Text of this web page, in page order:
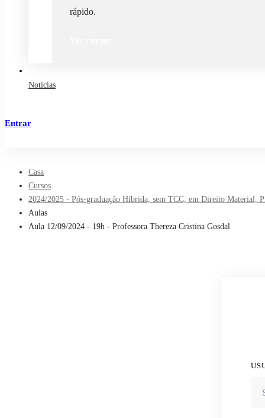
rápido.
Notícias
Entrar
Casa
Cursos
2024/2025 - Pós-graduação Híbrida, sem TCC, em Direito Material,
Aulas
Aula 12/09/2024 - 19h - Professora Thereza Cristina Gosdal